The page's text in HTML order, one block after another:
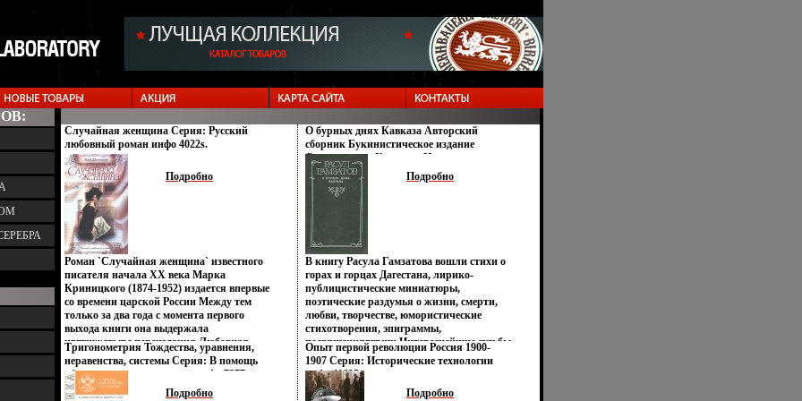
Случайная женщина Серия: Русский
любовный роман инфо 4022s.
Подробно
Роман `Случайная женщина` известного
писателя начала XX века Марка
Криницкого (1874-1952) издается впервые
со времени царской России Между тем
только за два года с момента первого
выхода книги она выдержала
чвгтшжетыре переиздания Любовная
страсть нередкозавязывает
невообразимые, огненные и смертельные
узы Что заставляет мужчину предпочесть
одну женщину другой? Что вынуждает
Тригонометрия Тождества, уравнения,
неравенства, системы Серия: В помощь
абитуриентам и студентам инфо 7377s.
Подробно
О бурных днях Кавказа Авторский
сборник Букинистическое издание
Сохранность: Хорошая Издательство:
Современник, 1989 г Твердый переплет,
414 стр ISBN 5-270-00775-4 Тираж: 50000
экз Формат: 70x90/32 (~113х165 мм) инфо
Подробно
В книгу Расула Гамзатова вошли стихи о
горах и горцах Дагестана, лирико-
публицистические миниатюры,
поэтические раздумья о жизни, смерти,
любви, творчестве, юмористические
стихотворения, эпиграммы,
посвящениявгршч Интереснейшие судьбы
и характеры мастерски изображены
РГамзатовым в сказаниях о горской
любви, Шамиле, легендарном
сподвижнике Шамиля Ахбердилаве
Опыт первой революции Россия 1900-
1907 Серия: Исторические технологии
инфо 11695w.
Подробно